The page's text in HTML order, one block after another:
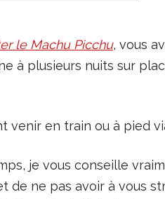
le Machu Picchu, vous
à plusieurs nuits sur
venir en train ou à pied
je vous conseille
ne pas avoir à vous